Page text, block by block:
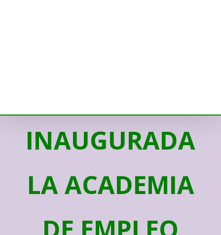
INAUGURADA
LA ACADEMIA